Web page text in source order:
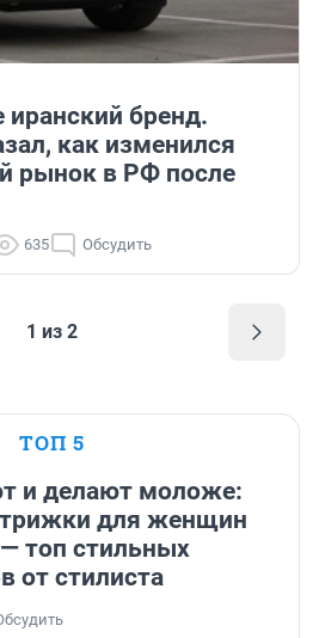
бренд.
как изменился
рынок в РФ после
635 Обсудить
1 из 2
ТОП 5
и делают моложе:
для женщин
топ стильных
от стилиста